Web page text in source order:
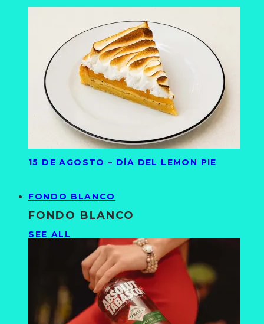
15 DE AGOSTO – DÍA DEL LEMON PIE
FONDO BLANCO
FONDO BLANCO
SEE ALL